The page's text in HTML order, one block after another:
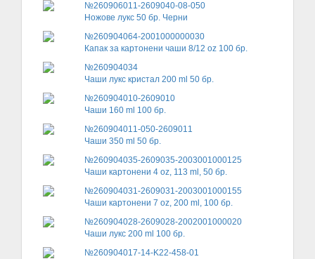
№260906011-2609040-08-050
Ножове лукс 50 бр. Черни
№260904064-2001000000030
Капак за картонени чаши 8/12 oz 100 бр.
№260904034
Чаши лукс кристал 200 ml 50 бр.
№260904010-2609010
Чаши 160 ml 100 бр.
№260904011-050-2609011
Чаши 350 ml 50 бр.
№260904035-2609035-2003001000125
Чаши картонени 4 oz, 113 ml, 50 бр.
№260904031-2609031-2003001000155
Чаши картонени 7 oz, 200 ml, 100 бр.
№260904028-2609028-2002001000020
Чаши лукс 200 ml 100 бр.
№260904017-14-K22-458-01